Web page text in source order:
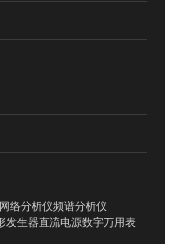
络分析仪频谱分析仪
发生器直流电源数字万用表